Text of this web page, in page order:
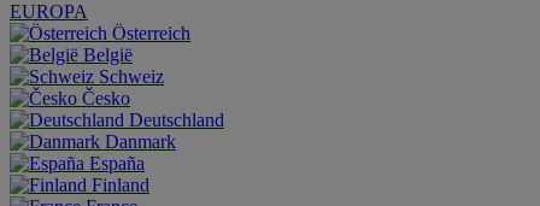
EUROPA
Österreich
België
Schweiz
Česko
Deutschland
Danmark
España
Finland